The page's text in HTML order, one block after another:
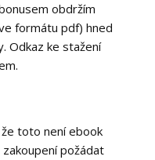
obdržím
formátu pdf) hned
Odkaz ke stažení
toto není ebook
požádat